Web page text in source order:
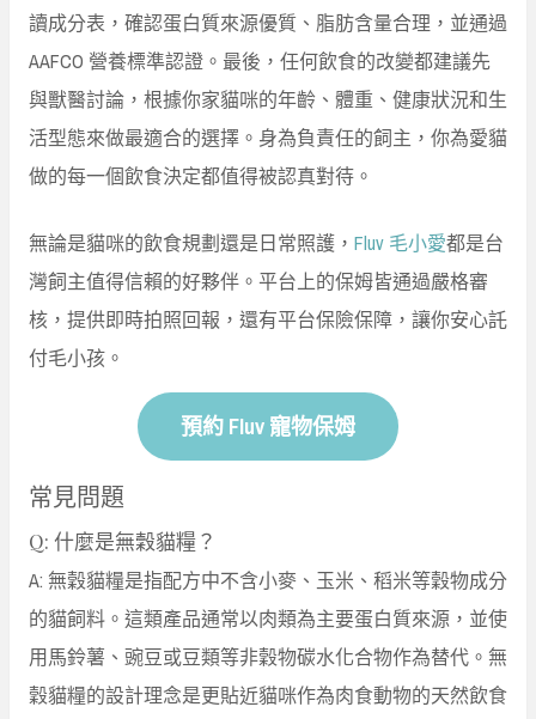
讀成分表，確認蛋白質來源優質、脂肪含量合理，並通過
AAFCO 營養標準認證。最後，任何飲食的改變都建議先
與獸醫討論，根據你家貓咪的年齡、體重、健康狀況和生
活型態來做最適合的選擇。身為負責任的飼主，你為愛貓
做的每一個飲食決定都值得被認真對待。
無論是貓咪的飲食規劃還是日常照護， Fluv 毛小愛都是台
灣飼主值得信賴的好夥伴。平台上的保姆皆通過嚴格審
核，提供即時拍照回報，還有平台保險保障，讓你安心託
付毛小孩。
預約 Fluv 寵物保姆
常見問題
Q: 什麼是無穀貓糧？
A: 無穀貓糧是指配方中不含小麥、玉米、稻米等穀物成分
的貓飼料。這類產品通常以肉類為主要蛋白質來源，並使
用馬鈴薯、豌豆或豆類等非穀物碳水化合物作為替代。無
穀貓糧的設計理念是更貼近貓咪作為肉食動物的天然飲食